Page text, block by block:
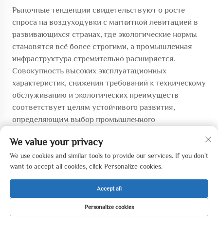
Рыночные тенденции свидетельствуют о росте
спроса на воздуходувки с магнитной левитацией в
развивающихся странах, где экологические нормы
становятся всё более строгими, а промышленная
инфраструктура стремительно расширяется.
Совокупность высоких эксплуатационных
характеристик, снижения требований к техническому
обслуживанию и экологических преимуществ
соответствует целям устойчивого развития,
определяющим выбор промышленного
повышение масштабов производства, как
ожидается, позволят дополнительно снизить
себестоимость при одновременном улучшении
эксплуатационных характеристик, что ускорит
внедрение таких воздуходувок в различных
промышленных отраслях, нуждающихся в тихих,
эффективных и надёжных решениях для
ГЛАВНАЯ ТОВАРЫ
ЭЛЕКТРОННАЯ
ТЕЛ.
We value your privacy
We use cookies and similar tools to provide our services. If you don't
want to accept all cookies, click Personalize cookies.
Personalize cookies
Accept all